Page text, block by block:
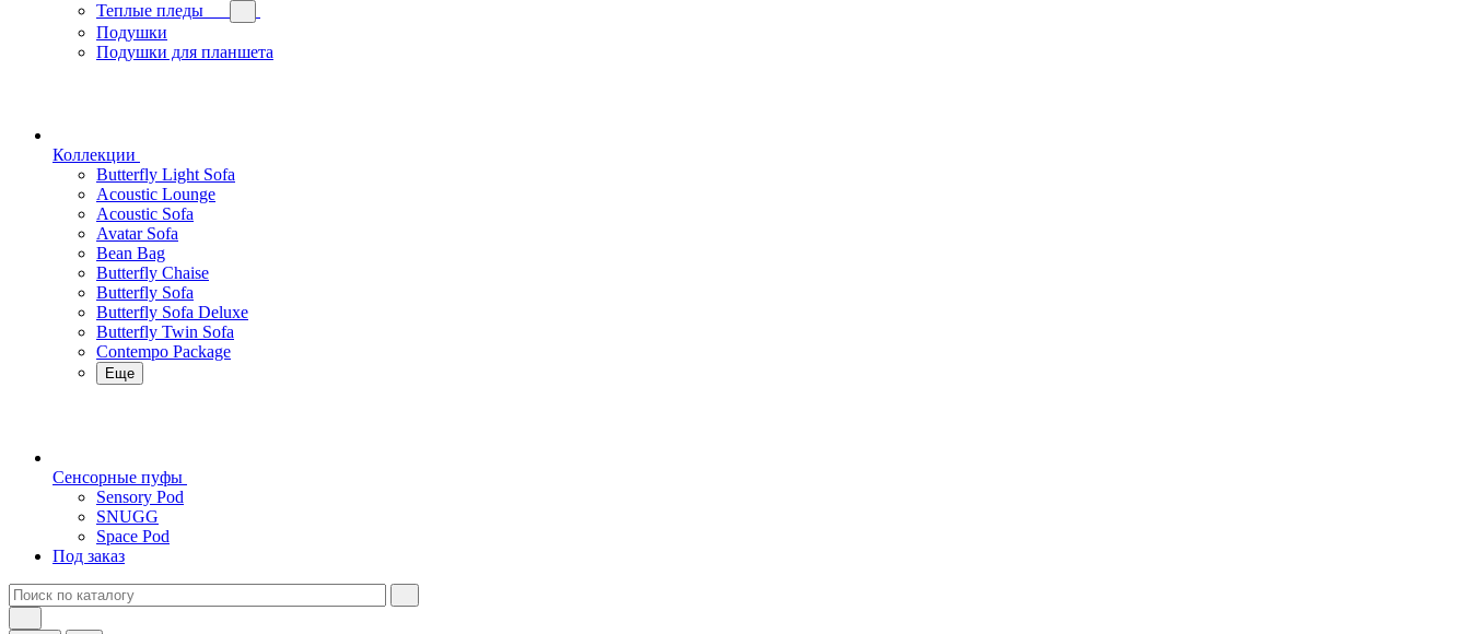
Теплые пледы
Подушки
Подушки для планшета
Коллекции
Butterfly Light Sofa
Acoustic Lounge
Acoustic Sofa
Avatar Sofa
Bean Bag
Butterfly Chaise
Butterfly Sofa
Butterfly Sofa Deluxe
Butterfly Twin Sofa
Contempo Package
Еще
Сенсорные пуфы
Sensory Pod
SNUGG
Space Pod
Под заказ